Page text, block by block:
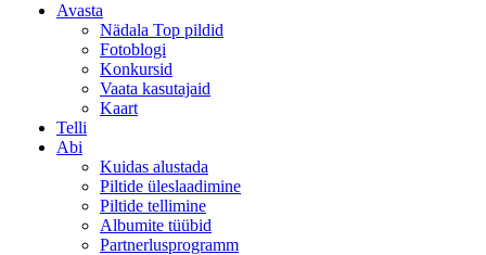
Avasta
Nädala Top pildid
Fotoblogi
Konkursid
Vaata kasutajaid
Kaart
Telli
Abi
Kuidas alustada
Piltide üleslaadimine
Piltide tellimine
Albumite tüübid
Partnerlusprogramm